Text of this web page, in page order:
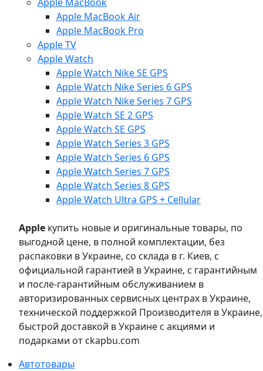
Apple MacBook Air
Apple MacBook Pro
Apple TV
Apple Watch
Apple Watch Nike SE GPS
Apple Watch Nike Series 6 GPS
Apple Watch Nike Series 7 GPS
Apple Watch SE 2 GPS
Apple Watch SE GPS
Apple Watch Series 3 GPS
Apple Watch Series 6 GPS
Apple Watch Series 7 GPS
Apple Watch Series 8 GPS
Apple Watch Ultra GPS + Cellular
Apple купить новые и оригинальные товары, по
выгодной цене, в полной комплектации, без
распаковки в Украине, со склада в г. Киев, с
официальной гарантией в Украине, с гарантийным
и после-гарантийным обслуживанием в
авторизированных сервисных центрах в Украине,
технической поддержкой Производителя в Украине,
быстрой доставкой в Украине с акциями и
подарками от ckapbu.com
Автотовары